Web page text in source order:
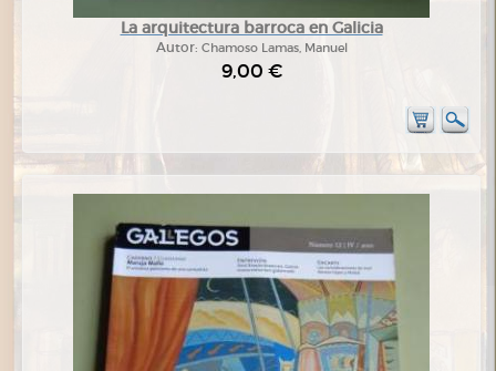
La arquitectura barroca en Galicia
Autor: Chamoso Lamas, Manuel
9,00 €